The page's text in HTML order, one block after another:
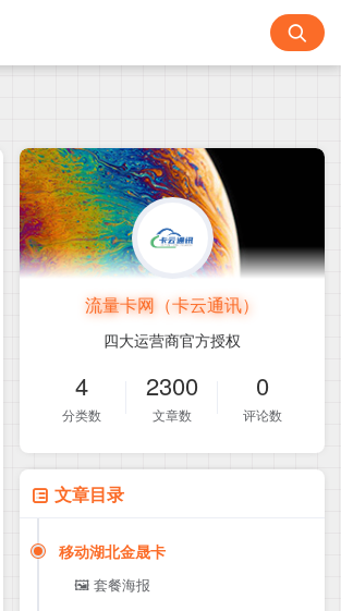
流量卡网（卡云通讯）
四大运营商官方授权
4
分类数
2300
文章数
0
评论数
文章目录
移动湖北金晟卡
🖼️ 套餐海报